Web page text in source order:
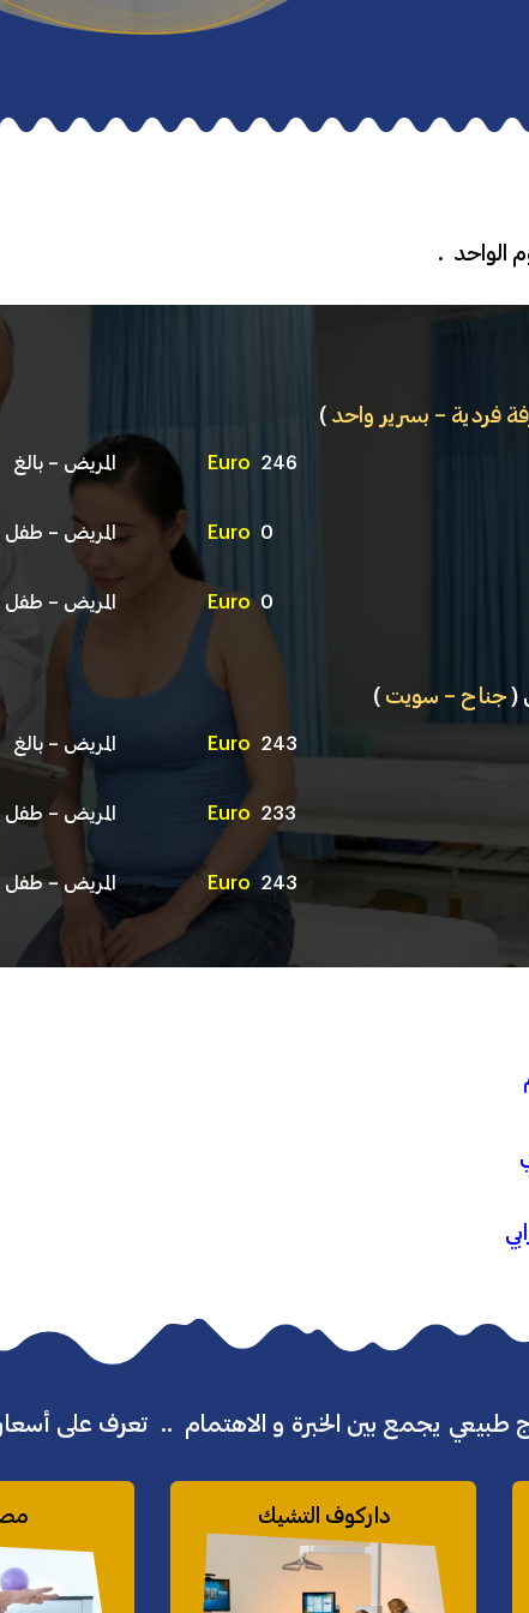
الواحد .
فردية – بسرير واحد )
Euro 246
Euro 0
Euro0
المريض – بالغ
المريض – طفل الى
المريض – طفل من 12 الى
( جناح – سويت )
Euro 243
Euro 233
Euro 243
المريض – بالغ
المريض – طفل الى
المريض – طفل من 12 الى
طبيعي يجمع بين الخبرة و الاهتمام .. تعرف على
داركوف التشيك